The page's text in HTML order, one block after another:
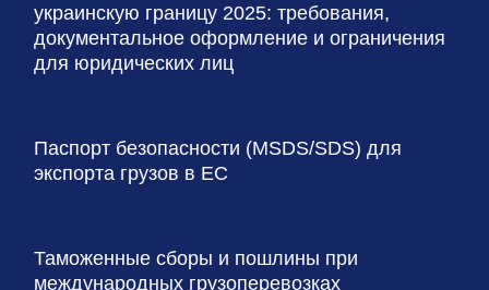
украинскую границу 2025: требования,
документальное оформление и ограничения
для юридических лиц
Паспорт безопасности (MSDS/SDS) для
экспорта грузов в ЕС
Таможенные сборы и пошлины при
международных грузоперевозках